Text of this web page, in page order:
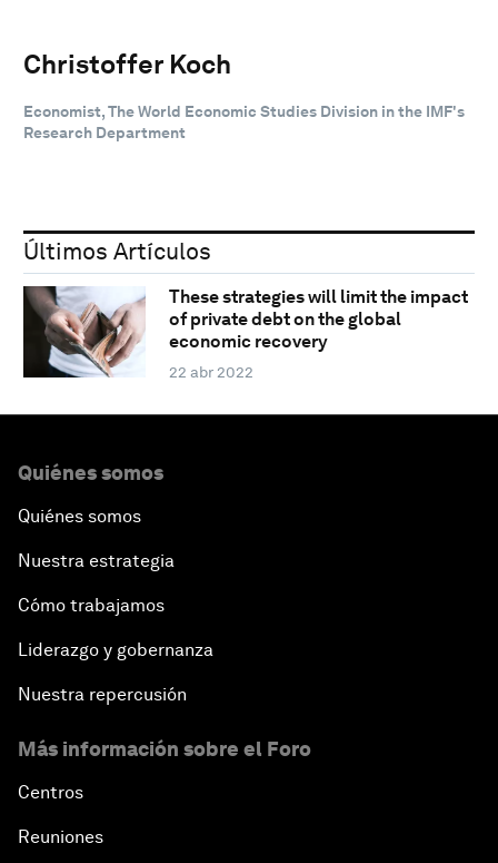
Christoffer Koch
Economist, The World Economic Studies Division in the IMF's
Research Department
Últimos Artículos
These strategies will limit the impact
of private debt on the global
economic recovery
22 abr 2022
Quiénes somos
Quiénes somos
Nuestra estrategia
Cómo trabajamos
Liderazgo y gobernanza
Nuestra repercusión
Más información sobre el Foro
Centros
Reuniones